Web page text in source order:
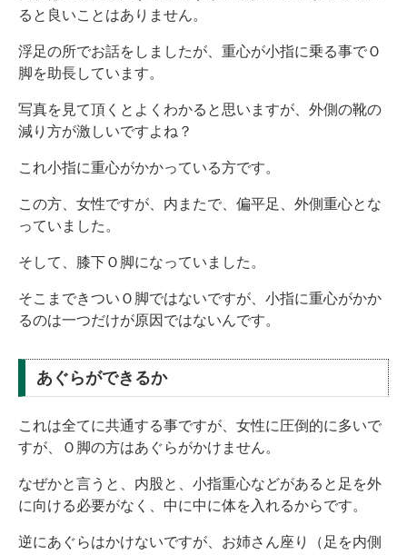
ると良いことはありません。
浮足の所でお話をしましたが、重心が小指に乗る事でＯ
脚を助長しています。
写真を見て頂くとよくわかると思いますが、外側の靴の
減り方が激しいですよね？
これ小指に重心がかかっている方です。
この方、女性ですが、内またで、偏平足、外側重心とな
っていました。
そして、膝下Ｏ脚になっていました。
そこまできついＯ脚ではないですが、小指に重心がかか
るのは一つだけが原因ではないんです。
あぐらができるか
これは全てに共通する事ですが、女性に圧倒的に多いで
すが、Ｏ脚の方はあぐらがかけません。
なぜかと言うと、内股と、小指重心などがあると足を外
に向ける必要がなく、中に中に体を入れるからです。
逆にあぐらはかけないですが、お姉さん座り（足を内側